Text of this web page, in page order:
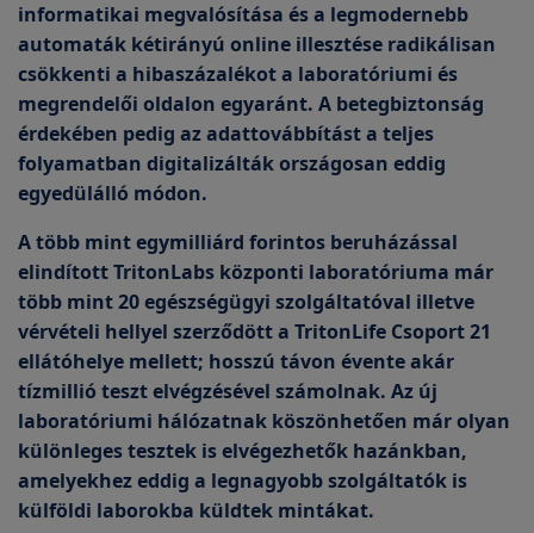
informatikai megvalósítása és a legmodernebb
automaták kétirányú online illesztése radikálisan
csökkenti a hibaszázalékot a laboratóriumi és
megrendelői oldalon egyaránt. A betegbiztonság
érdekében pedig az adattovábbítást a teljes
folyamatban digitalizálták országosan eddig
egyedülálló módon.
A több mint egymilliárd forintos beruházással
elindított TritonLabs központi laboratóriuma már
több mint 20 egészségügyi szolgáltatóval illetve
vérvételi hellyel szerződött a TritonLife Csoport 21
ellátóhelye mellett; hosszú távon évente akár
tízmillió teszt elvégzésével számolnak. Az új
laboratóriumi hálózatnak köszönhetően már olyan
különleges tesztek is elvégezhetők hazánkban,
amelyekhez eddig a legnagyobb szolgáltatók is
külföldi laborokba küldtek mintákat.